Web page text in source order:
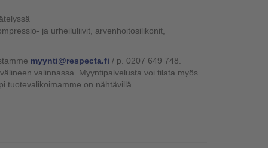
ja urheiluliivit, arvenhoitosilikonit,
myynti@respecta.fi / p. 0207 649 748.
valinnassa. Myyntipalvelusta voi tilata myös
tuotevalikoimamme on nähtävillä